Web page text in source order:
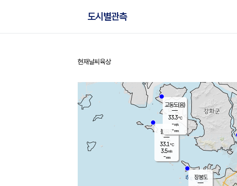
도시별관측
홈
현재날씨 육상
볼음도
33.1℃
3.5m/s
-mm
장봉도
교동도(음)
33.3℃
-m/s
-mm